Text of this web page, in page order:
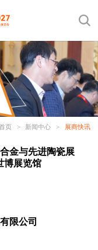
页 > 新闻中心 > 展商快讯
金与先进陶瓷展
博展览馆
限公司